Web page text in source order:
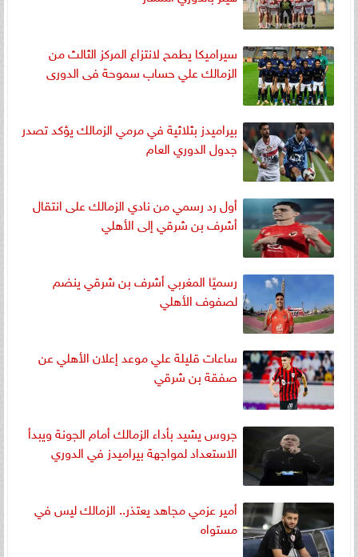
سيراميكا يطمح لانتزاع المركز الثالث من
الزمالك علي حساب سموحة فى الدورى
بيراميدز بثلاثية في مرمي الزمالك يؤكد تصدر
جدول الدوري العام
أول رد رسمي من نادي الزمالك على انتقال
أشرف بن شرقي إلى الأهلي
رسميًا المغربي أشرف بن شرقي ينضم
لصفوف الأهلي
ساعات قليلة علي موعد إعلان الأهلي عن
صفقة بن شرقي
جروس يشيد بأداء الزمالك أمام الجونة ويبدأ
الاستعداد لمواجهة بيراميدز في الدوري
أمير عزمي مجاهد يعتذر.. الزمالك ليس في
مستواه